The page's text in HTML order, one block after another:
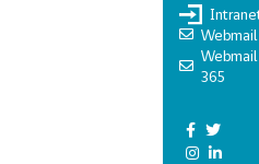
Webmail
Webmail
365